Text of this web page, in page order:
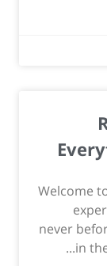
Welcome
never
in